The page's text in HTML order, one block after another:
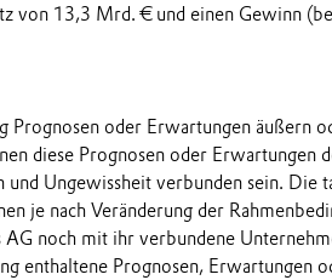
von 13,3 Mrd. € und einen Gewinn
oder Erwartungen äußern
diese Prognosen oder Erwartungen
Ungewissheit verbunden sein. Die
je nach Veränderung der
noch mit ihr verbundene
enthaltene Prognosen, Erwartungen